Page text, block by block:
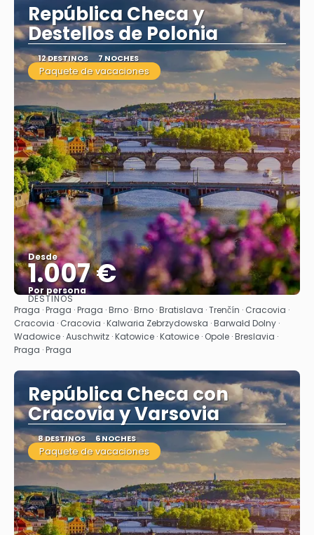
República Checa y
Destellos de Polonia
12 DESTINOS 7 NOCHES
Paquete de vacaciones
Desde
1.007 €
Por persona
Ver
DESTINOS
Praga · Praga · Praga · Brno · Brno · Bratislava · Trenčín · Cracovia ·
Cracovia · Cracovia · Kalwaria Zebrzydowska · Barwałd Dolny ·
Wadowice · Auschwitz · Katowice · Katowice · Opole · Breslavia ·
Praga · Praga
República Checa con
Cracovia y Varsovia
8 DESTINOS 6 NOCHES
Paquete de vacaciones